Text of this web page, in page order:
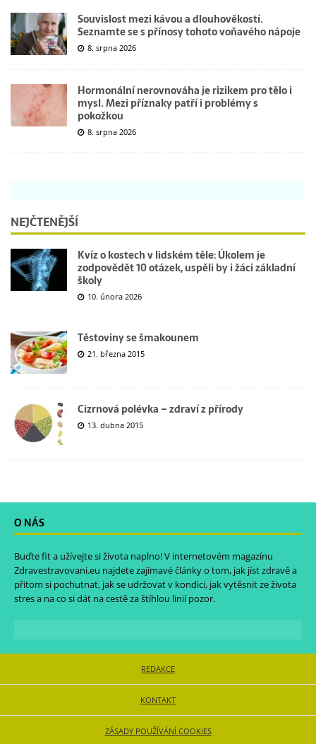
Souvislost mezi kávou a dlouhověkostí.
Seznamte se s přínosy tohoto voňavého nápoje
8. srpna 2026
Hormonální nerovnováha je rizikem pro tělo i
mysl. Mezi příznaky patří i problémy s
pokožkou
8. srpna 2026
NEJČTENĚJŠÍ
Kvíz o kostech v lidském těle: Úkolem je
zodpovědět 10 otázek, uspěli by i žáci základní
školy
10. února 2026
Těstoviny se šmakounem
21. března 2015
Cizrnová polévka – zdraví z přírody
13. dubna 2015
O NÁS
Buďte fit a užívejte si života naplno! V internetovém magazínu
Zdravestravovani.eu najdete zajímavé články o tom, jak jíst zdravě a
přitom si pochutnat, jak se udržovat v kondici, jak vytěsnit ze života
stres a na co si dát na cestě za štíhlou linií pozor.
REDAKCE
KONTAKT
ZÁSADY POUŽÍVÁNÍ COOKIES